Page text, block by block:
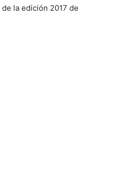
la edición 2017 de